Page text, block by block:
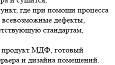
где при помощи процесса
дефекты,
стандартам,
продукт МДФ, готовый
и дизайна помещений.